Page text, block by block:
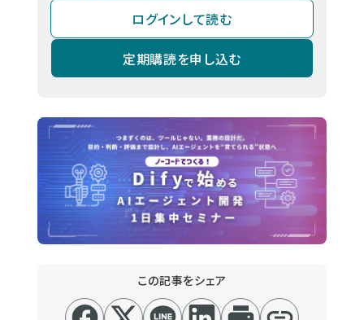
ログインして読む
定期購読を申し込む
この記事をシェア